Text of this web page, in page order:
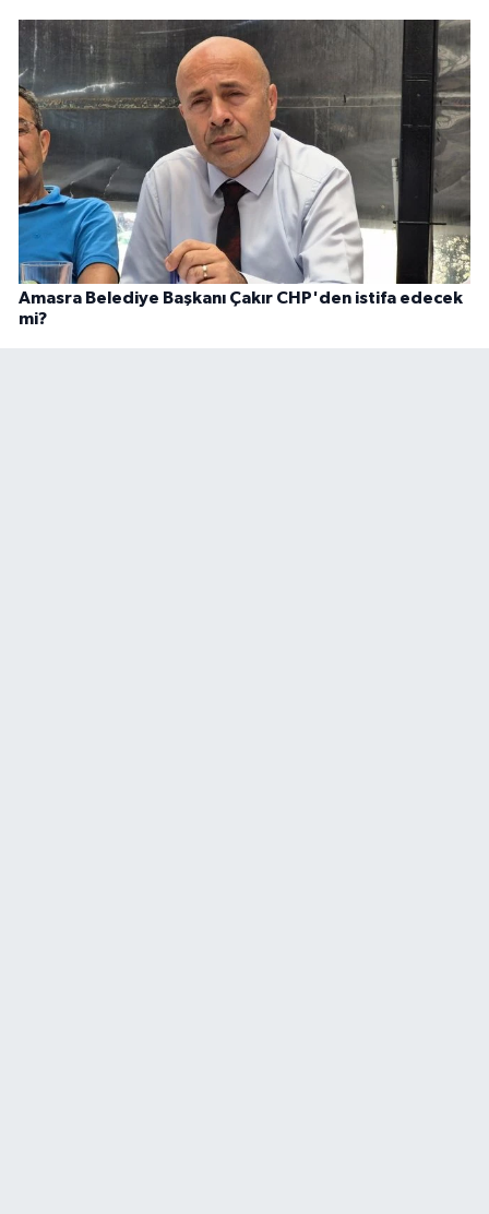
Amasra Belediye Başkanı Çakır CHP'den istifa edecek
mi?